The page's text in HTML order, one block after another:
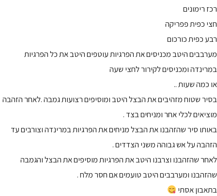
רכז רימונים
חצי כפית פפריקה
רבע כפית כורכום
מערבבים היטב מכניסים את הפרגיות עוטפים היטב את כל הפרגיות
במרינדה ומכניסים לקירור לחצי שעה
או כמה שעות ..
בסיר שטוח מזהיבים את הבצל היטב ומוסיפים רצועות גמבה .לאחר הזהבה
מוציאים לכלי אחר ומניחים בצד .
באותו סיר שהזהבנו את הבצל מניחים את הפרגיות במרינדה וצורבים עד
הזהבה על אש גבוהה משני הצדדים .
לאחר שהזהבנו וצרבנו היטב את הפרגיות מוסיפים את הבצל והגמבה
שהזהבנו ומערבבים היטב טועמים אם חסר מלח .
בתאבון אסתי